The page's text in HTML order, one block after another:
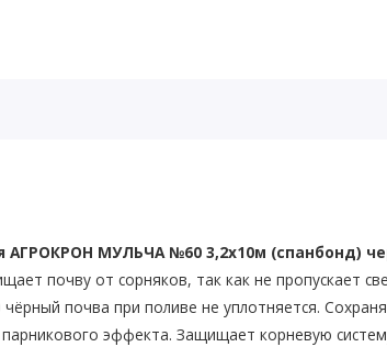
АГРОКРОН МУЛЬЧА №60 3,2х10м (спанбонд)
почву от сорняков, так как не пропускает
чёрный почва при поливе не уплотняется.
эффекта. Защищает корневую